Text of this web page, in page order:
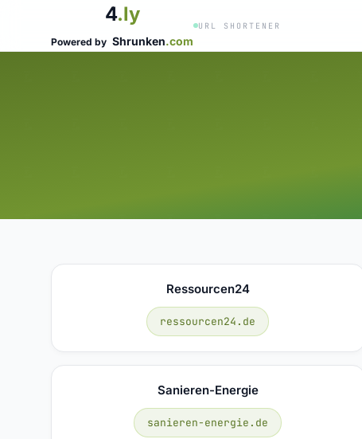
4.ly
Powered by Shrunken.com
URL SHORTENER
Ressourcen24
ressourcen24.de
Sanieren-Energie
sanieren-energie.de